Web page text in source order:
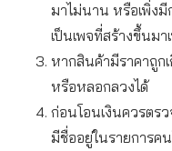
มาไม่นาน หรือเพิ่งมี
เป็นเพจที่สร้างขึ้นม
หากสินค้ามีราคาถูก
หรือหลอกลวงได้
ก่อนโอนเงินควรตร
มีชื่ออยู่ในรายการค